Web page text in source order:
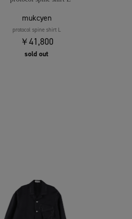
mukcyen
protocol spine shirt L
￥41,800
sold out